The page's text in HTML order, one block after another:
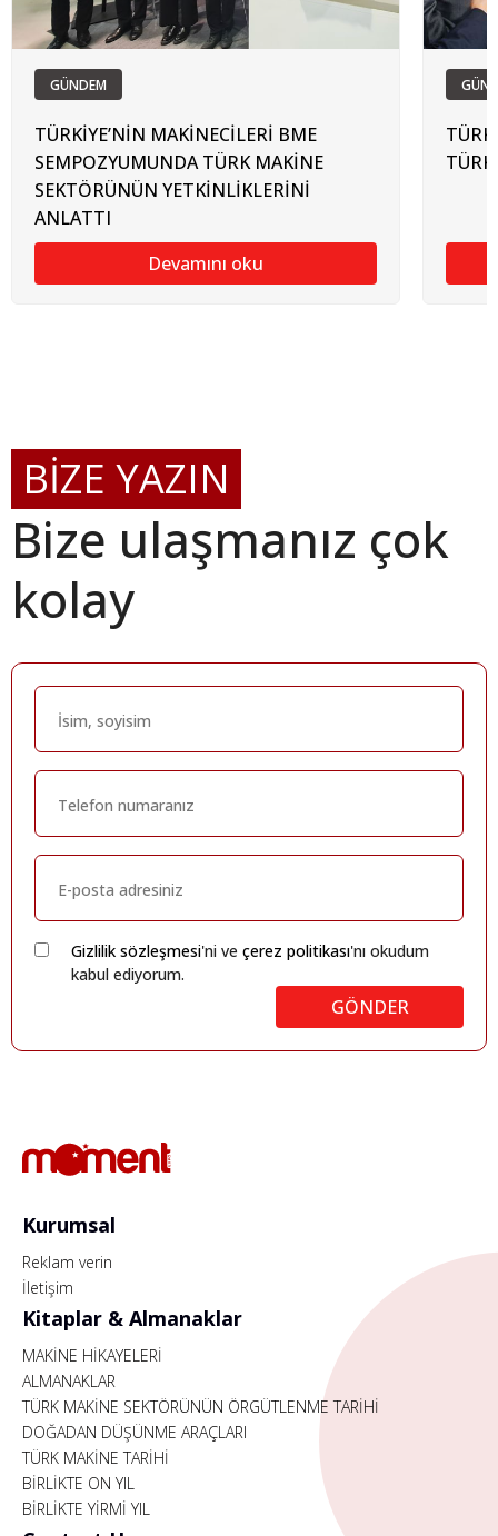
GÜNDEM
TÜRKİYE’NİN MAKİNECİLERİ BME
SEMPOZYUMUNDA TÜRK MAKİNE
SEKTÖRÜNÜN YETKİNLİKLERİNİ
ANLATTI
Devamını oku
BİZE YAZIN
Bize ulaşmanız çok
kolay
Gizlilik sözleşmesi'ni ve çerez politikası'nı okudum
kabul ediyorum.
GÖNDER
Kurumsal
Reklam verin
İletişim
Kitaplar & Almanaklar
MAKİNE HİKAYELERİ
ALMANAKLAR
TÜRK MAKİNE SEKTÖRÜNÜN ÖRGÜTLENME TARİHİ
DOĞADAN DÜŞÜNME ARAÇLARI
TÜRK MAKİNE TARİHİ
BİRLİKTE ON YIL
BİRLİKTE YİRMİ YIL